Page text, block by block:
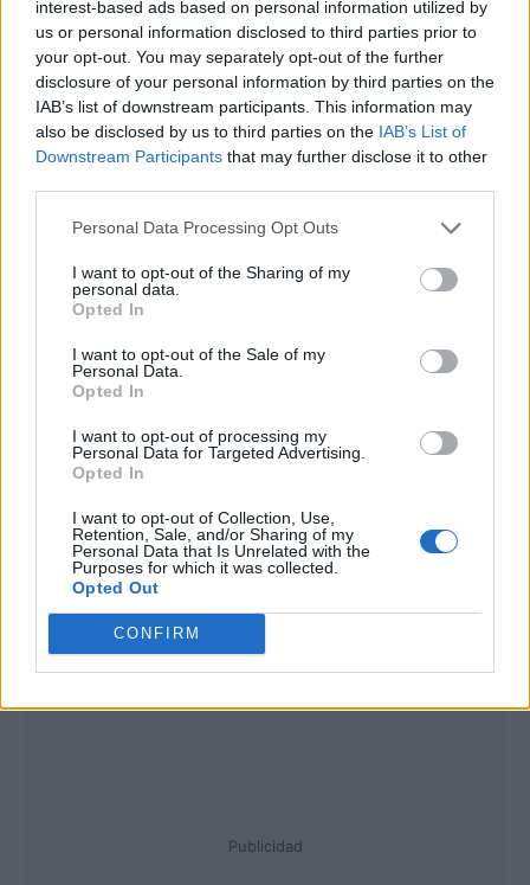
interest-based ads based on personal information utilized by
us or personal information disclosed to third parties prior to
your opt-out. You may separately opt-out of the further
disclosure of your personal information by third parties on the
IAB’s list of downstream participants. This information may
also be disclosed by us to third parties on the IAB’s List of
Downstream Participants that may further disclose it to other
Personal Data Processing Opt Outs
I want to opt-out of the Sharing of my
personal data.
Opted In
I want to opt-out of the Sale of my
Personal Data.
Opted In
I want to opt-out of processing my
Personal Data for Targeted Advertising.
Opted In
I want to opt-out of Collection, Use,
Retention, Sale, and/or Sharing of my
Personal Data that Is Unrelated with the
Purposes for which it was collected.
Opted Out
CONFIRM
el control de sus espacios de trabajo. Para
conocer el resto de funcionalidades que ofrece
estesoftwarey solicitar una prueba gratuita, los
clientes pueden visitar la página web de la
compañía.
SHINY Hair Extensions
sobre el cuidado de las
extensiones en verano
Incinerar a una persona
cuesta?
Publicidad